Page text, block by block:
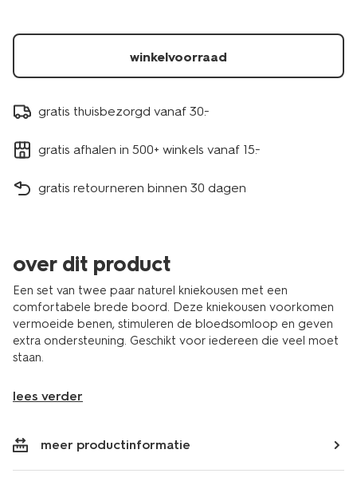
winkelvoorraad
gratis thuisbezorgd vanaf 30.-
gratis afhalen in 500+ winkels vanaf 15.-
gratis retourneren binnen 30 dagen
over dit product
Een set van twee paar naturel kniekousen met een
comfortabele brede boord. Deze kniekousen voorkomen
vermoeide benen, stimuleren de bloedsomloop en geven
extra ondersteuning. Geschikt voor iedereen die veel moet
staan.
lees verder
meer productinformatie